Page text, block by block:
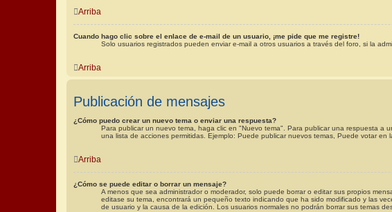
Arriba
Cuando hago clic sobre el enlace de e-mail de un usuario, ¡me pide que me registre!
Solo usuarios registrados pueden enviar e-mail a otros usuarios a través del foro, si la
Arriba
Publicación de mensajes
¿Cómo puedo crear un nuevo tema o enviar una respuesta?
Para publicar un nuevo tema, haga clic en "Nuevo tema". Para publicar una respuesta a
una lista de acciones permitidas. Ejemplo: Puede publicar nuevos temas, Puede votar en
Arriba
¿Cómo se puede editar o borrar un mensaje?
A menos que sea administrador o moderador, solo puede borrar o editar sus propios
editase su tema, encontrará un pequeño texto indicando que ha sido modificado y las
de usuario y la causa de la edición. Los usuarios normales no podrán borrar sus temas